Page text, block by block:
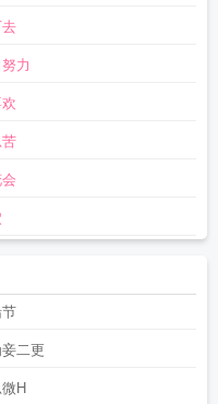
的什么
一生全文免费阅读
by苏轻眉笔趣阁最新章节列表
含义
阅读
力
二更
H